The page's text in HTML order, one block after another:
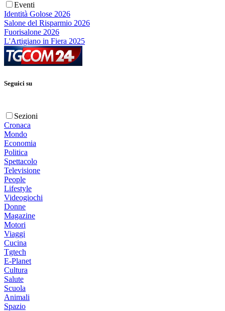
Eventi
Identità Golose 2026
Salone del Risparmio 2026
Fuorisalone 2026
L'Artigiano in Fiera 2025
Seguici su
Sezioni
Cronaca
Mondo
Economia
Politica
Spettacolo
Televisione
People
Lifestyle
Videogiochi
Donne
Magazine
Motori
Viaggi
Cucina
Tgtech
E-Planet
Cultura
Salute
Scuola
Animali
Spazio